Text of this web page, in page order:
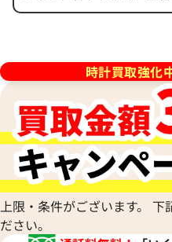
格
点の参考買取価格です
時計買取強化
上限・条件がございます。 下
ださい。